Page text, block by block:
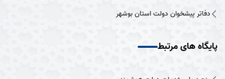
دفاتر پیشخوان دولت استان بوشهر
پایگاه های مرتبط